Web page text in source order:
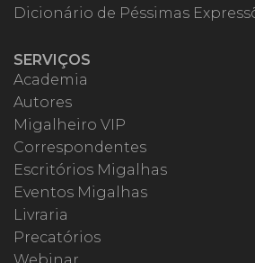
Dicionário de Péssimas
SERVIÇOS
Academia
Autores
Migalheiro VIP
Correspondentes
Escritórios Migalhas
Eventos Migalhas
Livraria
Precatórios